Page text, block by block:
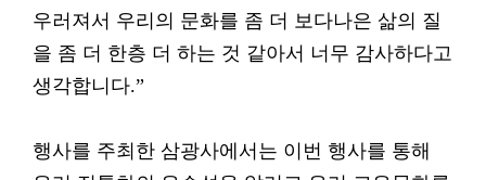
우러져서 우리의 문화를 좀 더 보다나은 삶의 질
을 좀 더 한층 더 하는 것 같아서 너무 감사하다고
생각합니다.”
행사를 주최한 삼광사에서는 이번 행사를 통해